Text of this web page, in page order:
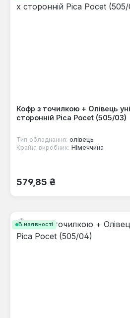
Кофр з точилкою + Олівець
сторонній Pica Pocet (505/03)
Тип обладнання: олівець
Країна виробник: Німеччина
Звичайна ціна:
579,85 ₴
В наявності